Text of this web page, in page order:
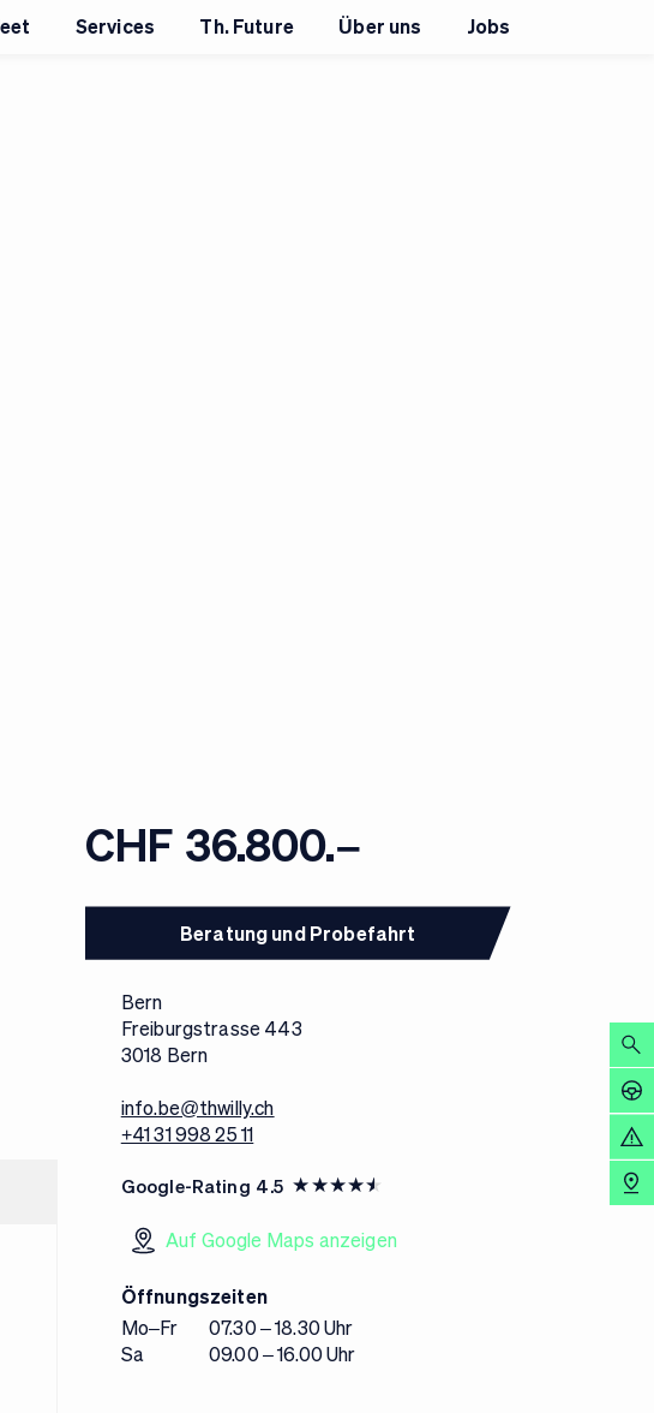
Services Th. Future Über uns Jobs
CHF 36.800.–
Beratung und Probefahrt
Bern
Freiburgstrasse 443
3018 Bern
info.be@thwilly.ch
+41 31 998 25 11
Google-Rating 4.5
Auf Google Maps anzeigen
Öffnungszeiten
Mo–Fr
07.30 – 18.30 Uhr
Sa
09.00 – 16.00 Uhr